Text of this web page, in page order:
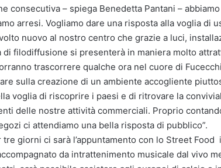
consecutiva – spiega Benedetta Pantani –
arresi. Vogliamo dare una risposta alla voglia di
nuovo al nostro centro che grazie a luci,
di filodiffusione si presenterà in maniera molto
trascorrere qualche ora nel cuore di
sulla creazione di un ambiente accogliente
voglia di riscoprire i paesi e di ritrovare la
delle nostre attività commerciali. Proprio
ci attendiamo una bella risposta di pubblico”.
tre giorni ci sarà l’appuntamento con lo Street
da intrattenimento musicale dal vivo